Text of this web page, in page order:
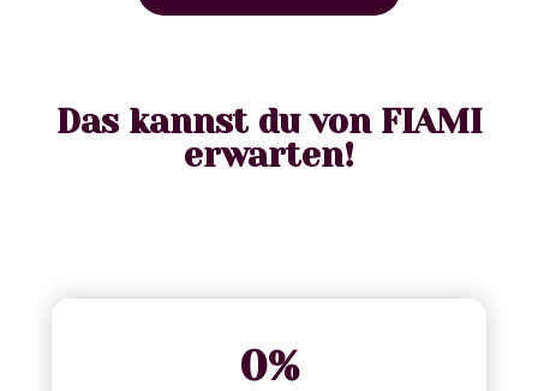
Das kannst du von FIAMI
erwarten!
0%